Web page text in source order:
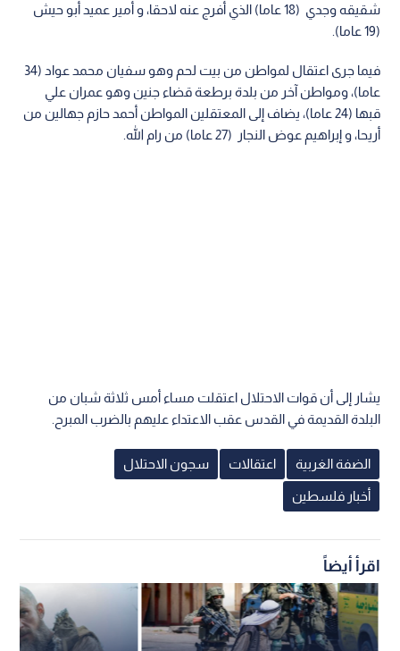
شقيقه وجدي (18 عاما) الذي أفرج عنه لاحقا، و أمير عميد أبو حيش
(19 عاما).
فيما جرى اعتقال لمواطن من بيت لحم وهو سفيان محمد عواد (34
عاما)، ومواطن آخر من بلدة برطعة قضاء جنين وهو عمران علي
قبها (24 عاما)، يضاف إلى المعتقلين المواطن أحمد حازم جهالين من
أريحا، و إبراهيم عوض النجار (27 عاما) من رام الله.
يشار إلى أن قوات الاحتلال اعتقلت مساء أمس ثلاثة شبان من
البلدة القديمة في القدس عقب الاعتداء عليهم بالضرب المبرح.
الضفة الغربية اعتقالات سجون الاحتلال
أخبار فلسطين
اقرأ أيضاً